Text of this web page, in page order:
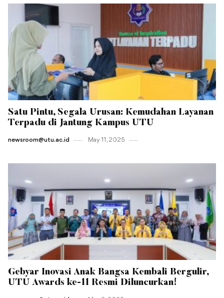
Satu Pintu, Segala Urusan: Kemudahan Layanan
Terpadu di Jantung Kampus UTU
newsroom@utu.ac.id May 11 , 2025
Gebyar Inovasi Anak Bangsa Kembali Bergulir,
UTU Awards ke-11 Resmi Diluncurkan!